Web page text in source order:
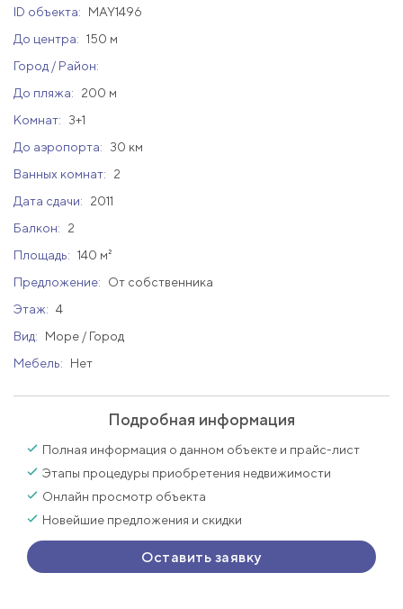
ID объекта:
MAY1496
До центра: 150 м
Город / Район:
До пляжа:
200 м
Комнат:
3+1
До аэропорта:
30 км
Ванных комнат:
2
Дата сдачи:
2011
Балкон:
2
Площадь: 140 м²
Предложение:
От собственника
Этаж: 4
Вид:
Море / Город
Мебель:
Нет
Подробная информация
Полная информация о данном объекте и прайс-лист
Этапы процедуры приобретения недвижимости
Онлайн просмотр объекта
Новейшие предложения и скидки
Оставить заявку